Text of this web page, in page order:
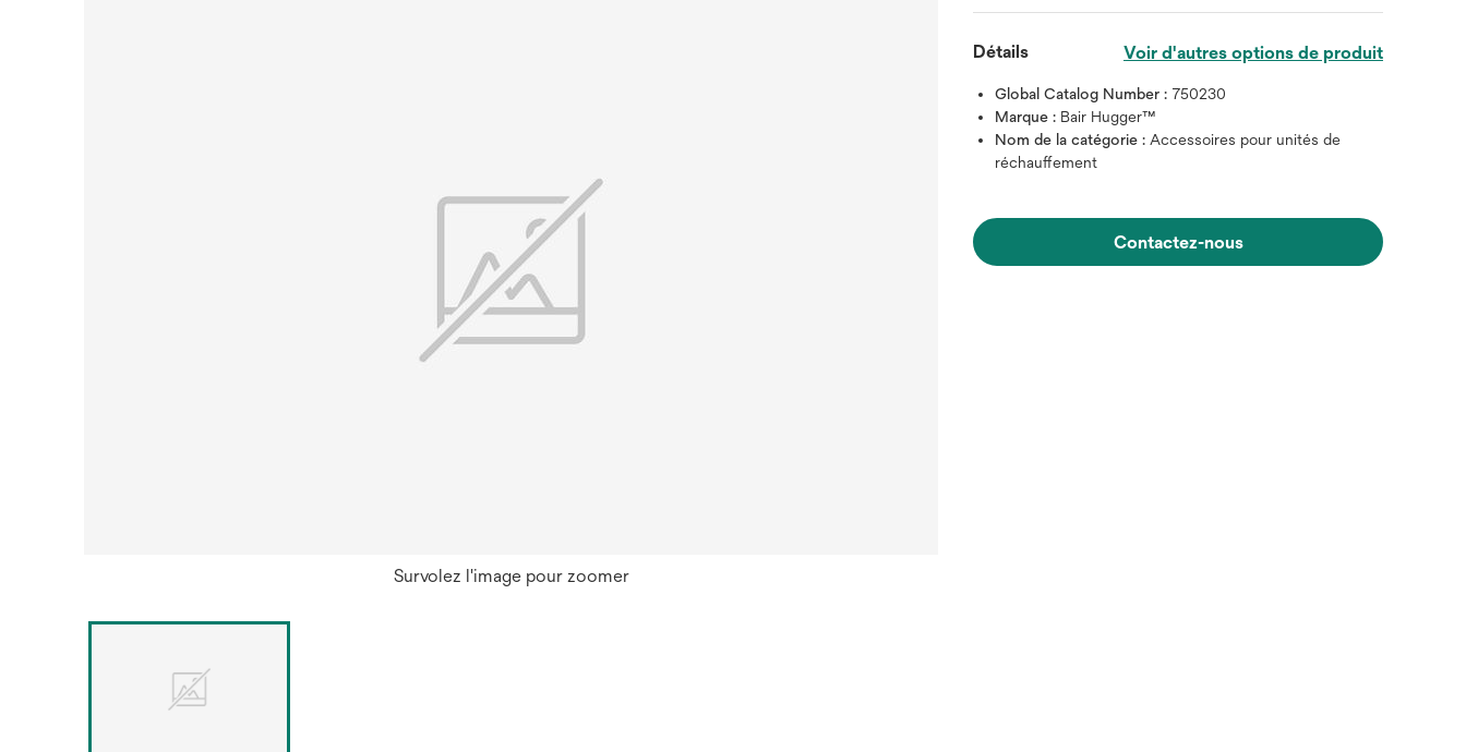
Survolez l'image pour zoomer
Détails Voir d'autres options de produit
Global Catalog Number : 750230
Marque : Bair Hugger™
Nom de la catégorie : Accessoires pour unités de
réchauffement
Contactez-nous